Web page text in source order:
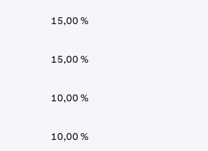
15,00 %
15,00 %
10,00 %
10,00 %